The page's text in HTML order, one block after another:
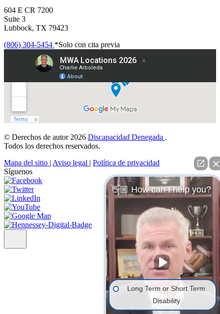
604 E CR 7200
Suite 3
Lubbock, TX 79423
(806) 304-5454 *Solo con cita previa
© Derechos de autor 2026 Discapacidad Denegada .
Todos los derechos reservados.
Mapa del sitio | Aviso legal | Política de privacidad
Síguenos
👋🏼 How can I help you?
Long Term or Short Term
Disability